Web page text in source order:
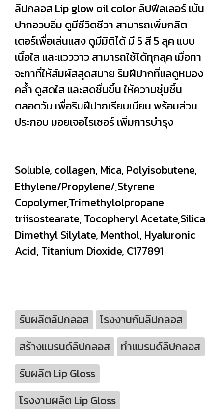
ลิปกลอส Lip glow oil color ลิปฟีลเลอร์ เน้น
ปากอวบอิ่ม ดูมีชีวิตชีวา สามารถเพิ่มกลิต
เตอร์เพื่อเล่นแสง ดูมีมิติได้ มี 5 สี 5 ลุค แบบ
เนื้อใส และแวววาว สามารถใช้ได้ทุกลุค เมื่อทา
จะทาที่ให้สัมผัสสุดสบาย ริมฝีปากที่แลดูหมอง
คล้ำ ดูสดใส และสดชื่นขึ้น ให้ความชุ่มชื้น
ตลอดวัน เพื่อริมฝีปากเรียบเนียน พร้อมส่วน
ประกอบ มอยเจอไรเซอร์ เพิ่มการบำรุง
Soluble, collagen, Mica, Polyisobutene,
Ethylene/Propylene/,Styrene
Copolymer,Trimethylolpropane
triisostearate, Tocopheryl Acetate,Silica
Dimethyl Silylate, Menthol, Hyaluronic
Acid, Titanium Dioxide, C177891
รับผลิตลิปกลอส
โรงงานกันลิปกลอส
สร้างแบรนด์ลิปกลอส
ทำแบรนด์ลิปกลอส
รับผลิต Lip Gloss
โรงงานผลิต Lip Gloss